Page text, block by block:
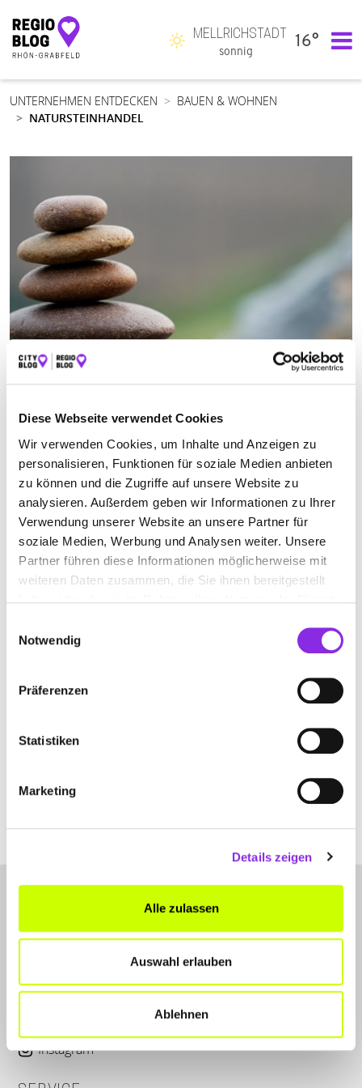
Diese Webseite verwendet Cookies
Wir verwenden Cookies, um Inhalte und Anzeigen zu
personalisieren, Funktionen für soziale Medien anbieten
zu können und die Zugriffe auf unsere Website zu
analysieren. Außerdem geben wir Informationen zu Ihrer
Verwendung unserer Website an unsere Partner für
soziale Medien, Werbung und Analysen weiter. Unsere
Partner führen diese Informationen möglicherweise mit
weiteren Daten zusammen, die Sie ihnen bereitgestellt
Notwendig
Präferenzen
Statistiken
Marketing
Details zeigen
Alle zulassen
Auswahl erlauben
Ablehnen
Hauptnavigation
MELLRICHSTADT
sonnig
16°
UNTERNEHMEN ENTDECKEN
BAUEN & WOHNEN
NATURSTEINHANDEL
Jetzt geöffnet
Suchen nach
Finden
MICHAEL NEUHÖFER MN
Am Brunnenfeld 3
michael-neuhoefer-mn-pflasterarbeiten.weblocator.de
LET'S CONNECT
Instagram